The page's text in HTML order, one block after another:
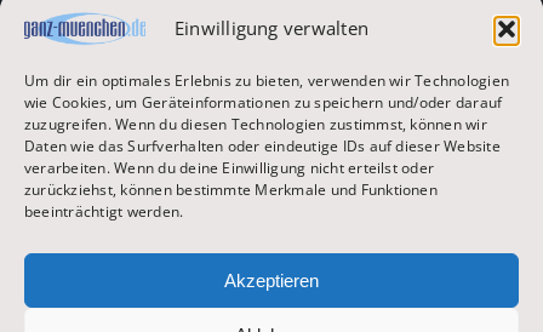
Einwilligung verwalten
Um dir ein optimales Erlebnis zu bieten, verwenden wir Technologien
wie Cookies, um Geräteinformationen zu speichern und/oder darauf
zuzugreifen. Wenn du diesen Technologien zustimmst, können wir
Daten wie das Surfverhalten oder eindeutige IDs auf dieser Website
verarbeiten. Wenn du deine Einwilligung nicht erteilst oder
zurückziehst, können bestimmte Merkmale und Funktionen
beeinträchtigt werden.
Akzeptieren
Lifestyle
Entertainment
Oktoberfest & Volksfeste
Zur Hauptseite